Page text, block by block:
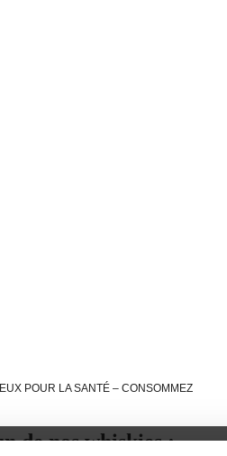
POUR LA SANTÉ – CONSOMMEZ
de nos whiskies :